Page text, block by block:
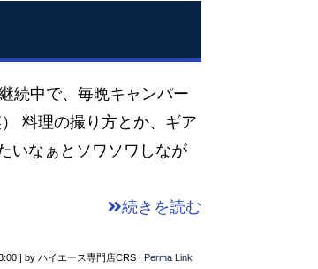
続中で、毎晩キャンパー
料理の撮り方とか、ギア
いなぁとソワソワしなが
続きを読む
| by ハイエース専門店CRS | Perma Link